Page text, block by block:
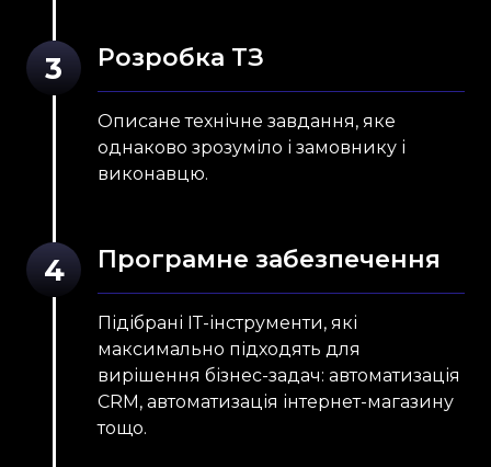
3 Розробка ТЗ
Описане технічне завдання, яке
однаково зрозуміло і замовнику і
виконавцю.
4 Програмне забезпечення
Підібрані ІТ-інструменти, які
максимально підходять для
вирішення бізнес-задач: автоматизація
CRM, автоматизація інтернет-магазину
тощо.